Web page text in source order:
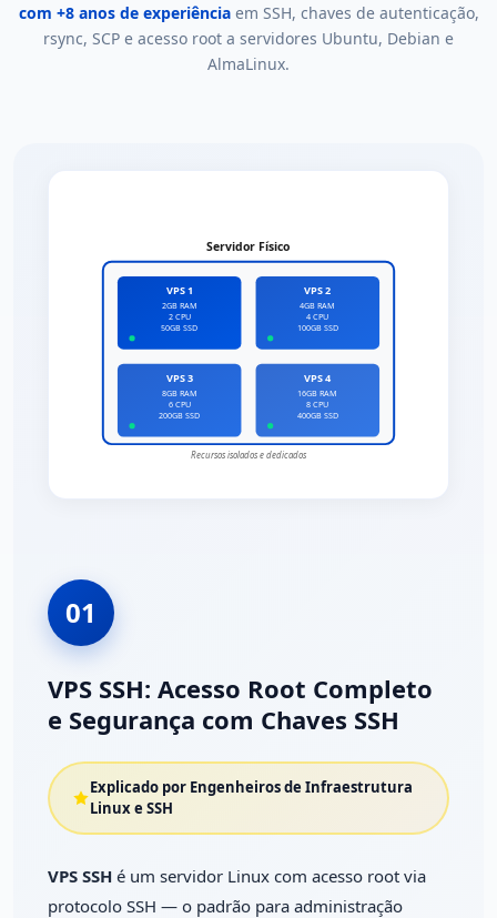
com +8 anos de experiênciaem SSH, chaves de autenticação,
rsync, SCP e acesso root a servidores Ubuntu, Debian e
AlmaLinux.
Servidor Físico
VPS 1
2GB RAM
2 CPU
50GB SSD
VPS 2
4GB RAM
4 CPU
100GB SSD
VPS 3
8GB RAM
6 CPU
200GB SSD
VPS 4
16GB RAM
8 CPU
400GB SSD
Recursos isolados e dedicados
01
VPS SSH: Acesso Root Completo
e Segurança com Chaves SSH
Explicado por Engenheiros de Infraestrutura
Linux e SSH
VPS SSH é um servidor Linux com acesso root via
protocolo SSH — o padrão para administração